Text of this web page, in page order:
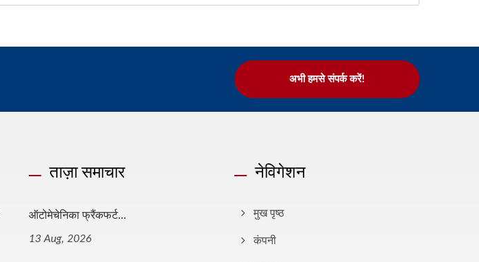
अभी हमसे संपर्क करें!
ताज़ा समाचार
ऑटोमेचेनिका फ्रैंकफर्ट...
13 Aug, 2026
नेविगेशन
मुख पृष्ठ
कंपनी